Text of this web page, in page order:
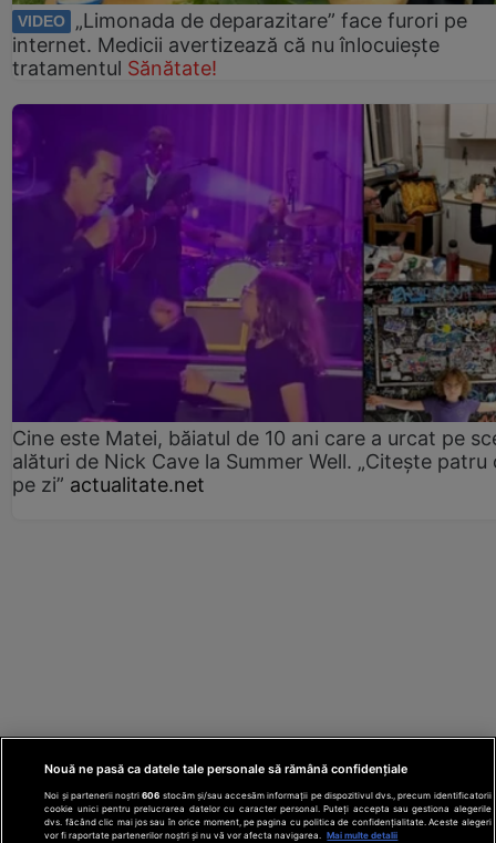
VIDEO
„Limonada de deparazitare” face furori pe
internet. Medicii avertizează că nu înlocuiește
tratamentul Sănătate!
Cine este Matei, băiatul de 10 ani care a urcat pe
alături de Nick Cave la Summer Well. „Citește patru
pe zi” actualitate.net
Nouă ne pasă ca datele tale personale să rămână confidențiale
Noi și partenerii noștri606 stocăm și/sau accesăm informații pe dispozitivul dvs., precum identificatorii
cookie unici pentru prelucrarea datelor cu caracter personal. Puteți accepta sau gestiona alegerile
dvs. făcând clic mai jos sau în orice moment, pe pagina cu politica de confidențialitate. Aceste alegeri
vor fi raportate partenerilor noștri și nu vă vor afecta navigarea.
Mai multe detalii